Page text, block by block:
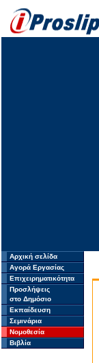
Αρχική σελίδα
Αγορά Εργασίας
Επιχειρηματικότητα
Προσλήψεις
στο Δημόσιο
Εκπαίδευση
Σεμινάρια
Νομοθεσία
Βιβλία